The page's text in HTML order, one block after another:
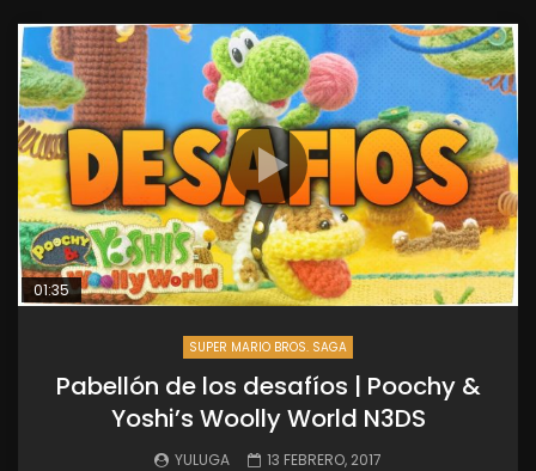
01:35
SUPER MARIO BROS. SAGA
Pabellón de los desafíos | Poochy &
Yoshi’s Woolly World N3DS
YULUGA 13 FEBRERO, 2017